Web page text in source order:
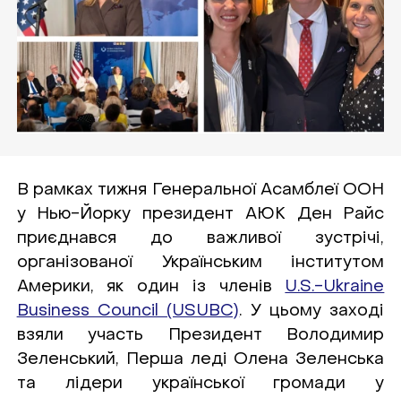
В рамках тижня Генеральної Асамблеї ООН
у Нью-Йорку президент АЮК Ден Райс
приєднався до важливої зустрічі,
організованої Українським інститутом
Америки, як один із членів U.S.-Ukraine
Business Council (USUBC). У цьому заході
взяли участь Президент Володимир
Зеленський, Перша леді Олена Зеленська
та лідери української громади у